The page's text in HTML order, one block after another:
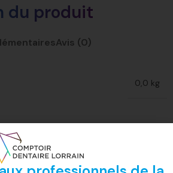
du produit
Avis (0)
0,0 kg